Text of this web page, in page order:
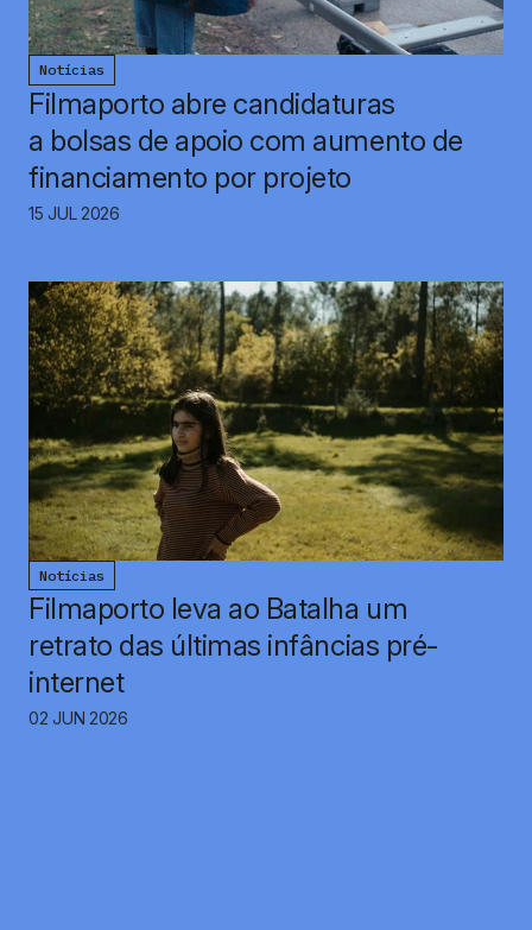
Notícias
Filmaporto abre candidaturas
a bolsas de apoio com aumento de
financiamento por projeto
15 JUL 2026
Notícias
Filmaporto leva ao Batalha um
retrato das últimas infâncias pré-
internet
02 JUN 2026